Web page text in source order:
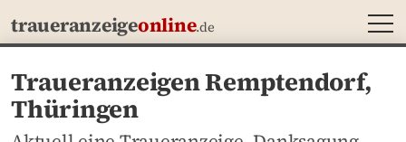
traueranzeigeonline.de
Traueranzeigen Remptendorf,
Thüringen